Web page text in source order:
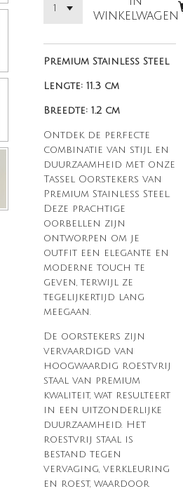
winkelwagen
Premium Stainless Steel
Lengte: 11.3 cm
Breedte: 1.2 cm
Ontdek de perfecte
combinatie van stijl en
duurzaamheid met onze
Tassel Oorstekers van
Premium Stainless Steel.
Deze prachtige
oorbellen zijn
ontworpen om je
outfit een elegante en
moderne touch te
geven, terwijl ze
tegelijkertijd lang
meegaan.
De oorstekers zijn
vervaardigd van
hoogwaardig roestvrij
staal van premium
kwaliteit, wat resulteert
in een uitzonderlijke
duurzaamheid. Het
roestvrij staal is
bestand tegen
vervaging, verkleuring
en roest, waardoor